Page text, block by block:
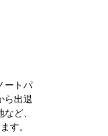
ートパ
ら出退
ど、
す。